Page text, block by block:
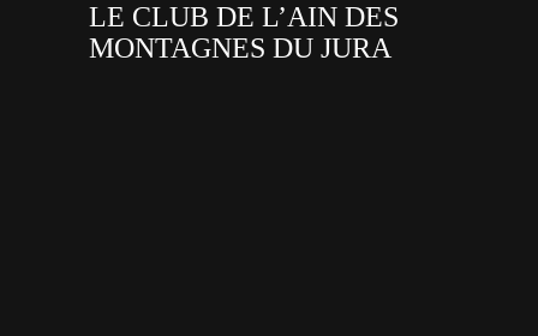
LE CLUB DE L’AIN DES
MONTAGNES DU JURA